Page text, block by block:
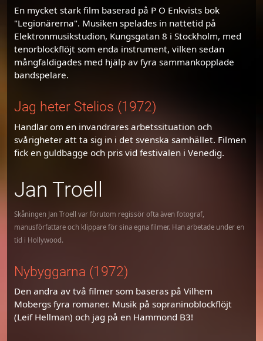
En mycket stark film baserad på P O Enkvists bok
"Legionärerna". Musiken spelades in nattetid på
Elektronmusikstudion, Kungsgatan 8 i Stockholm, med
tenorblockflöjt som enda instrument, vilken sedan
mångfaldigades med hjälp av fyra sammankopplade
bandspelare.
Jag heter Stelios (1972)
Handlar om en invandrares arbetssituation och
svårigheter att ta sig in i det svenska samhället. Filmen
fick en guldbagge och pris vid festivalen i Venedig.
Jan Troell
Skåningen Jan Troell var förutom regissör ofta även fotograf,
manusförfattare och klippare för sina egna filmer. Han arbetade under en
tid i Hollywood.
Nybyggarna (1972)
Den andra av två filmer som baseras på Vilhem
Mobergs fyra romaner. Musik på sopraninoblockflöjt
(Leif Hellman) och jag på en Hammond B3!